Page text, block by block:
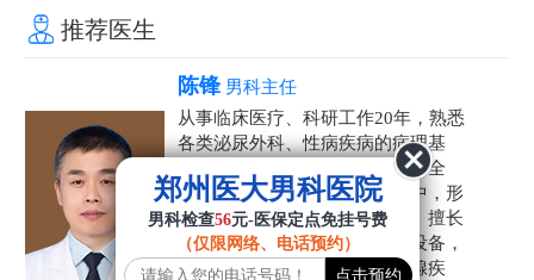
推荐医生
陈锋 男科主任
从事临床医疗、科研工作20年，熟悉
各类泌尿外科、性病疾病的病理基
础，诊断治疗和临床操作，技术全
面。在男科疾病的诊断和诊疗中，形
成了一套独具特色的诊疗方案。擅长
运用国内外先进的医学技术和设备，
科学诊疗各类阳痿早泄、前列腺疾
郑州医大男科医院
男科检查56元-医保定点免挂号费
（仅限网络、电话预约）